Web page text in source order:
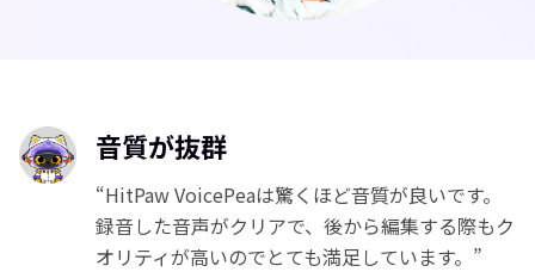
音質が抜群
“HitPaw VoicePeaは驚くほど音質が良いです。
録音した音声がクリアで、後から編集する際もク
オリティが高いのでとても満足しています。”